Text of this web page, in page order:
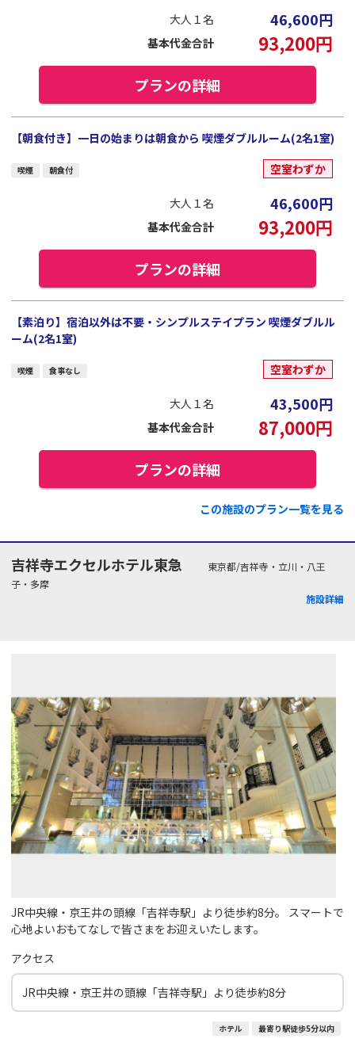
大人１名 46,600円
基本代金合計 93,200円
プランの詳細
【朝食付き】一日の始まりは朝食から 喫煙ダブルルーム(2名1室)
喫煙 朝食付 空室わずか
大人１名 46,600円
基本代金合計 93,200円
プランの詳細
【素泊り】宿泊以外は不要・シンプルステイプラン 喫煙ダブルル
ーム(2名1室)
喫煙 食事なし 空室わずか
大人１名 43,500円
基本代金合計 87,000円
プランの詳細
この施設のプラン一覧を見る
吉祥寺エクセルホテル東急
東京都/吉祥寺・立川・八王
子・多摩
施設詳細
JR中央線・京王井の頭線「吉祥寺駅」より徒歩約8分。 スマートで
心地よいおもてなしで皆さまをお迎えいたします。
アクセス
JR中央線・京王井の頭線「吉祥寺駅」より徒歩約8分
ホテル 最寄り駅徒歩5分以内